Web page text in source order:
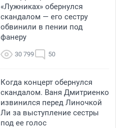
«Лужниках» обернулся
скандалом — его сестру
обвинили в пении под
фанеру
30 799 50
Когда концерт обернулся
скандалом. Ваня Дмитриенко
извинился перед Линочкой
Ли за выступление сестры
под ее голос